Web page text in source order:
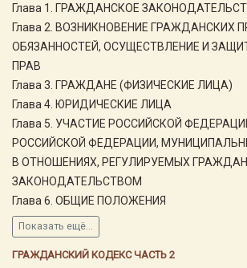
Глава 1. ГРАЖДАНСКОЕ
Глава 2. ВОЗНИКНОВЕНИЕ ГРАЖДАНСКИХ
ОБЯЗАННОСТЕЙ, ОСУЩЕСТВЛЕНИЕ И
ПРАВ
Глава 3. ГРАЖДАНЕ (ФИЗИЧЕСКИЕ ЛИЦА)
Глава 4. ЮРИДИЧЕСКИЕ ЛИЦА
Глава 5. УЧАСТИЕ РОССИЙСКОЙ
РОССИЙСКОЙ ФЕДЕРАЦИИ,
В ОТНОШЕНИЯХ, РЕГУЛИРУЕМЫХ
ЗАКОНОДАТЕЛЬСТВОМ
Глава 6. ОБЩИЕ ПОЛОЖЕНИЯ
Показать ещё...
ГРАЖДАНСКИЙ КОДЕКС ЧАСТЬ 2